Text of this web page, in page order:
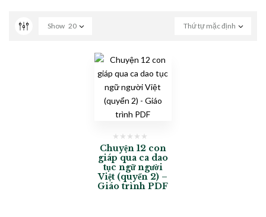
Thứ tự mặc định
Show 20
Chuyện 12 con
giáp qua ca dao
tục ngữ người
Việt (quyển 2) –
Giáo trình PDF